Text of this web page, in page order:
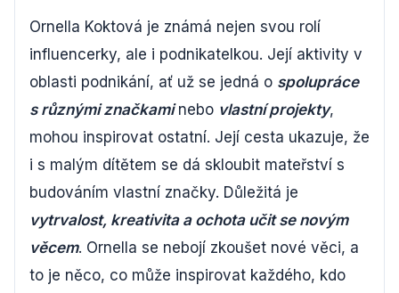
Ornella Koktová je známá nejen svou rolí
influencerky, ale i podnikatelkou. Její aktivity v
oblasti podnikání, ať už se jedná o spolupráce
s různými značkaminebo vlastní projekty,
mohou inspirovat ostatní. Její cesta ukazuje, že
i s malým dítětem se dá skloubit mateřství s
budováním vlastní značky. Důležitá je
vytrvalost, kreativita a ochota učit se novým
věcem. Ornella se nebojí zkoušet nové věci, a
to je něco, co může inspirovat každého, kdo